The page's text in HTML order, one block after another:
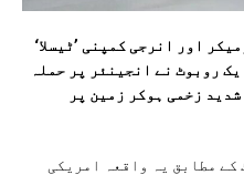
اور انرجی کمپنی ’ٹیسلا‘
روبوٹ نے انجینئر پر حملہ
زخمی ہوکر زمین پر
کے مطابق یہ واقعہ امریکی